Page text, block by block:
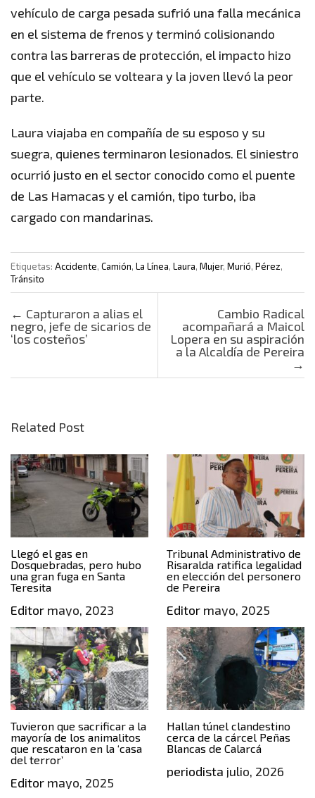
vehículo de carga pesada sufrió una falla mecánica
en el sistema de frenos y terminó colisionando
contra las barreras de protección, el impacto hizo
que el vehículo se volteara y la joven llevó la peor
parte.
Laura viajaba en compañía de su esposo y su
suegra, quienes terminaron lesionados. El siniestro
ocurrió justo en el sector conocido como el puente
de Las Hamacas y el camión, tipo turbo, iba
cargado con mandarinas.
Etiquetas: Accidente, Camión, La Línea, Laura, Mujer, Murió, Pérez,
Tránsito
Post navigation
← Capturaron a alias el
negro, jefe de sicarios de
‘los costeños’
Cambio Radical
acompañará a Maicol
Lopera en su aspiración
a la Alcaldía de Pereira
→
Related Post
Llegó el gas en
Dosquebradas, pero hubo
una gran fuga en Santa
Teresita
Editor mayo, 2023
Tribunal Administrativo de
Risaralda ratifica legalidad
en elección del personero
de Pereira
Editormayo, 2025
Tuvieron que sacrificar a la
mayoría de los animalitos
que rescataron en la ‘casa
del terror’
Editor mayo, 2025
Hallan túnel clandestino
cerca de la cárcel Peñas
Blancas de Calarcá
periodista julio, 2026